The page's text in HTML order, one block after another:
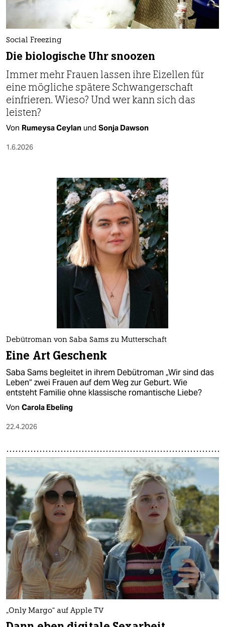
Social Freezing
Die biologische Uhr snoozen
Immer mehr Frauen lassen ihre Eizellen für
eine mögliche spätere Schwangerschaft
einfrieren. Wieso? Und wer kann sich das
leisten?
Von Rumeysa Ceylan und Sonja Dawson
1.6.2026
Debütroman von Saba Sams zu Mutterschaft
Eine Art Geschenk
Saba Sams begleitet in ihrem Debütroman „Wir sind das
Leben“ zwei Frauen auf dem Weg zur Geburt. Wie
entsteht Familie ohne klassische romantische Liebe?
Von Carola Ebeling
22.4.2026
„Only Margo“ auf Apple TV